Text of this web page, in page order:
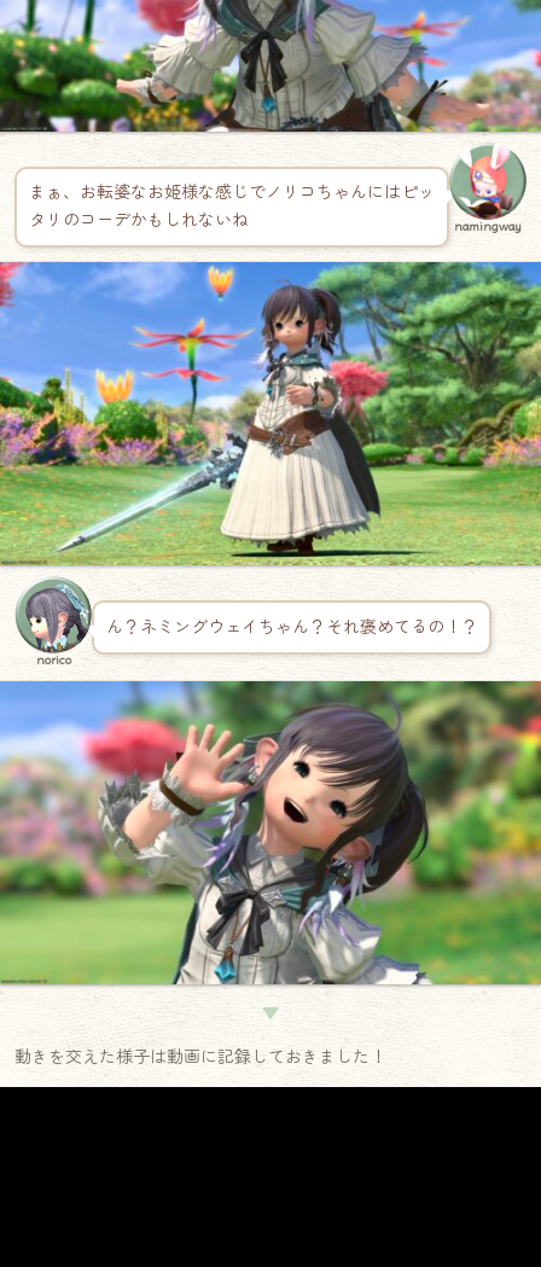
まぁ、お転婆なお姫様な感じでノリコちゃんにはピッ
タリのコーデかもしれないね
namingway
norico
ん？ネミングウェイちゃん？それ褒めてるの！？
▼
動きを交えた様子は動画に記録しておきました！